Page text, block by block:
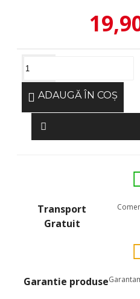
ADAUGĂ ÎN COŞ
Transport
Gratuit
Garantie produse